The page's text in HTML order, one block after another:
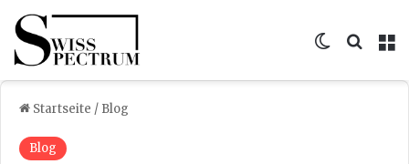
Skin
Startseite / Blog
Blog